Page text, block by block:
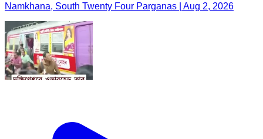
Namkhana, South Twenty Four Parganas | Aug 2, 2026